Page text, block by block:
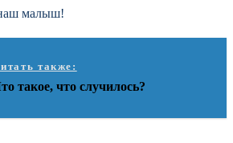
малыш!
также:
такое, что случилось?